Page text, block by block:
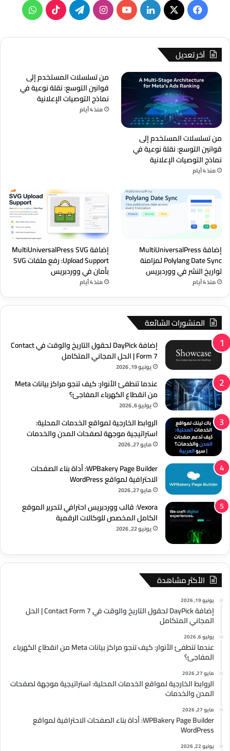
فيسبوك
‫X لينكدإن‫YouTubeانستقرامتيلقرام‫TikTok
آخر تعديل
من تسلسلات المستخدم إلى
قوانين التوسع: نقلة نوعية في
نماذج التوصيات الإعلانية
منذ 4 أيام
من تسلسلات المستخدم إلى
قوانين التوسع: نقلة نوعية في
نماذج التوصيات الإعلانية
منذ 4 أيام
إضافة MultiUniversalPress
Polylang Date Sync لمزامنة
تواريخ النشر في ووردبريس
منذ 4 أيام
إضافة MultiUniversalPress SVG
Upload Support: رفع ملفات SVG
بأمان في ووردبريس
منذ 4 أيام
المنشورات الشائعة
إضافة DayPick لحقول التاريخ والوقت في Contact
Form 7 | الحل المجاني المتكامل
يونيو 19, 2026
عندما تنطفئ الأنوار: كيف تنجو مراكز بيانات Meta
من انقطاع الكهرباء المفاجئ؟
يوليو 6, 2026
الروابط الخارجية لمواقع الخدمات المحلية:
استراتيجية موجهة لصفحات المدن والخدمات
مايو 27, 2026
WPBakery Page Builder: أداة بناء الصفحات
الاحترافية لمواقع WordPress
مايو 27, 2026
Vexora: قالب ووردبريس احترافي لتحرير الموقع
الكامل المخصص للوكالات الرقمية
يونيو 22, 2026
الأكثر مشاهدة
يونيو 19, 2026
إضافة DayPick لحقول التاريخ والوقت في Contact Form 7 | الحل
المجاني المتكامل
يوليو 6, 2026
عندما تنطفئ الأنوار: كيف تنجو مراكز بيانات Meta من انقطاع الكهرباء
المفاجئ؟
مايو 27, 2026
الروابط الخارجية لمواقع الخدمات المحلية: استراتيجية موجهة لصفحات
المدن والخدمات
مايو 27, 2026
WPBakery Page Builder: أداة بناء الصفحات الاحترافية لمواقع
WordPress
يونيو 22, 2026